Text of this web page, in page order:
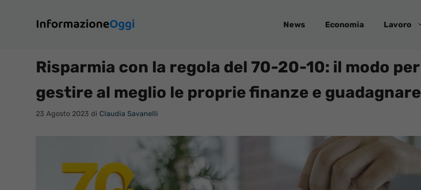
contenuto
News Economia Lavoro
Risparmia con la regola del 70-20-10: il modo per
gestire al meglio le proprie finanze e guadagnare
23 Agosto 2023 di Claudia Savanelli